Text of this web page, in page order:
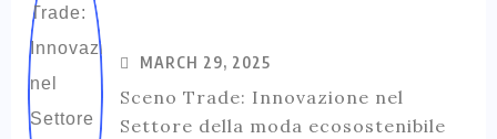
MARCH 29, 2025
Sceno Trade: Innovazione nel
Settore della moda ecosostenibile